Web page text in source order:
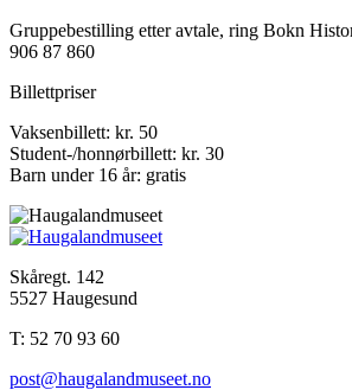
Gruppebestilling etter avtale, ring Bokn
906 87 860
Billettpriser
Vaksenbillett: kr. 50
Student-/honnørbillett: kr. 30
Barn under 16 år: gratis
Skåregt. 142
5527 Haugesund
T: 52 70 93 60
post@haugalandmuseet.no